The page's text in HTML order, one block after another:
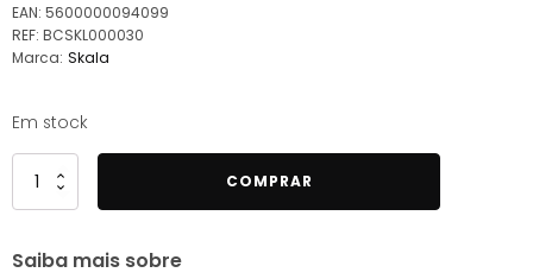
EAN: 5600000094099
REF: BCSKL000030
Marca: Skala
Em stock
Quantidade
de
Skala
COMPRAR
Saiba mais sobre